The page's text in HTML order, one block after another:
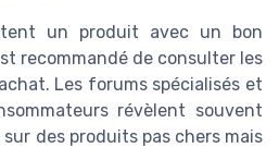
un produit avec un bon
recommandé de consulter les
Les forums spécialisés et
révèlent souvent
des produits pas chers mais